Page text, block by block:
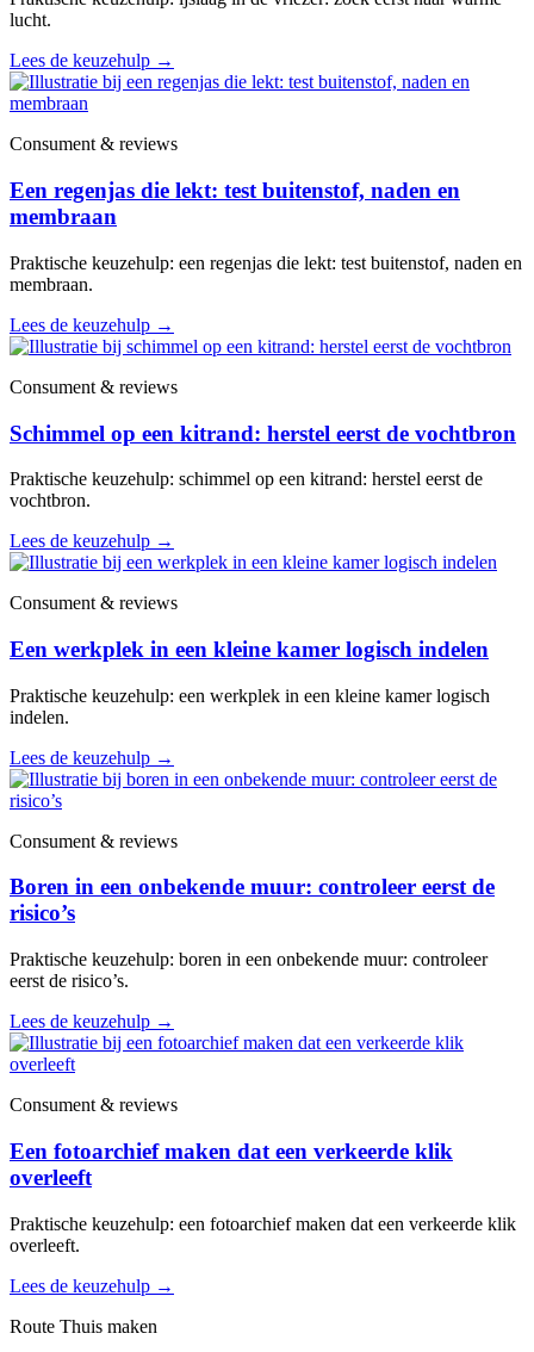
lucht.
Lees de keuzehulp →
Consument & reviews
Een regenjas die lekt: test buitenstof, naden en
membraan
Praktische keuzehulp: een regenjas die lekt: test buitenstof, naden en
membraan.
Lees de keuzehulp →
Consument & reviews
Schimmel op een kitrand: herstel eerst de vochtbron
Praktische keuzehulp: schimmel op een kitrand: herstel eerst de
vochtbron.
Lees de keuzehulp →
Consument & reviews
Een werkplek in een kleine kamer logisch indelen
Praktische keuzehulp: een werkplek in een kleine kamer logisch
indelen.
Lees de keuzehulp →
Consument & reviews
Boren in een onbekende muur: controleer eerst de
risico’s
Praktische keuzehulp: boren in een onbekende muur: controleer
eerst de risico’s.
Lees de keuzehulp →
Consument & reviews
Een fotoarchief maken dat een verkeerde klik
overleeft
Praktische keuzehulp: een fotoarchief maken dat een verkeerde klik
overleeft.
Lees de keuzehulp →
Route Thuis maken